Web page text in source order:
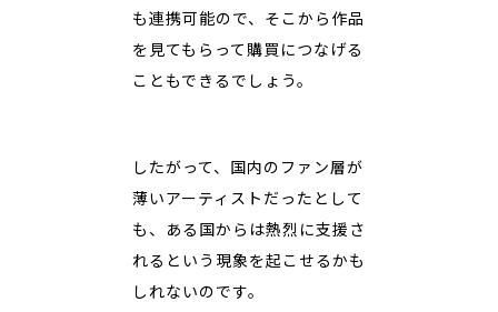
も連携可能ので、そこから作品
を見てもらって購買につなげる
こともできるでしょう。
したがって、国内のファン層が
薄いアーティストだったとして
も、ある国からは熱烈に支援さ
れるという現象を起こせるかも
しれないのです。